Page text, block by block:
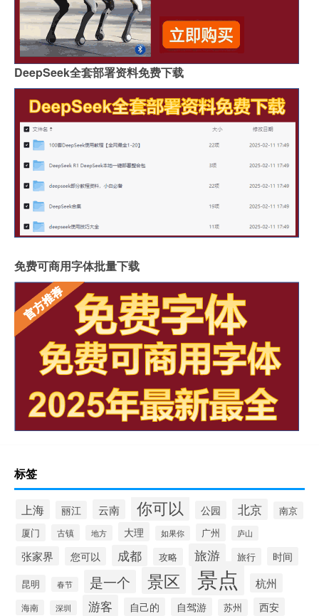
DeepSeek全套部署资料免费下载
免费可商用字体批量下载
标签
上海 丽江 云南 你可以 公园 北京
南京
厦门
古镇 地方 大理 如果你 广州 庐山
张家界 您可以 成都 攻略 旅游 旅行 时间
昆明 春节 是一个 景区 景点 杭州
海南 深圳 游客 自己的 自驾游 苏州 西安